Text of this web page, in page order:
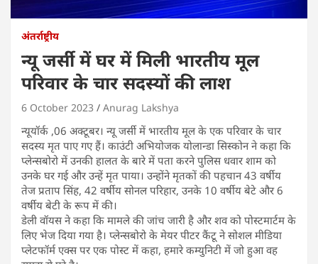
अंतर्राष्ट्रीय
न्यू जर्सी में घर में मिली भारतीय मूल
परिवार के चार सदस्यों की लाश
6 October 2023 Anurag Lakshya
न्यूयॉर्क ,06 अक्टूबर। न्यू जर्सी में भारतीय मूल के एक परिवार के चार
सदस्य मृत पाए गए हैं। काउंटी अभियोजक योलान्डा सिस्कोन ने कहा कि
प्लेन्सबोरो में उनकी हालत के बारे में पता करने पुलिस धवार शाम को
उनके घर गई और उन्हें मृत पाया। उन्होंने मृतकों की पहचान 43 वर्षीय
तेज प्रताप सिंह, 42 वर्षीय सोनल परिहार, उनके 10 वर्षीय बेटे और 6
वर्षीय बेटी के रूप में की।
डेली वॉयस ने कहा कि मामले की जांच जारी है और शव को पोस्टमार्टम के
लिए भेज दिया गया है। प्लेन्सबोरो के मेयर पीटर कैंटू ने सोशल मीडिया
प्लेटफॉर्म एक्स पर एक पोस्ट में कहा, हमारे कम्युनिटी में जो हुआ वह